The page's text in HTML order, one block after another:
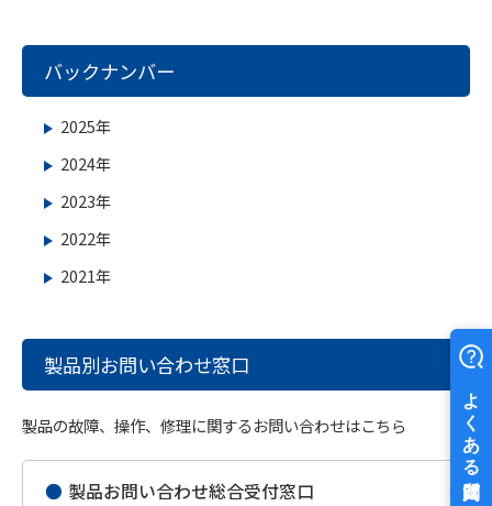
バックナンバー
2025年
2024年
2023年
2022年
2021年
製品別お問い合わせ窓口
製品の故障、操作、修理に関するお問い合わせはこちら
● 製品お問い合わせ総合受付窓口